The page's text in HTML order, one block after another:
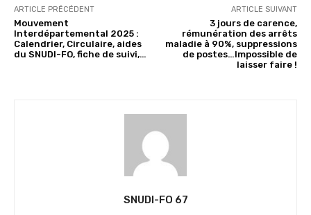
ARTICLE PRÉCÉDENT
Mouvement
Interdépartemental 2025 :
Calendrier, Circulaire, aides
du SNUDI-FO, fiche de suivi,…
ARTICLE SUIVANT
3 jours de carence,
rémunération des arrêts
maladie à 90%, suppressions
de postes…Impossible de
laisser faire !
SNUDI-FO 67